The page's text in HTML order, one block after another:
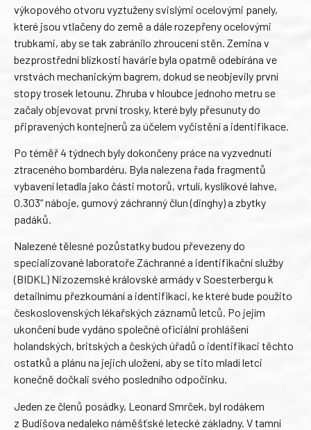
výkopového otvoru vyztuženy svislými ocelovými panely,
které jsou vtlačeny do země a dále rozepřeny ocelovými
trubkami, aby se tak zabránilo zhroucení stěn. Zemina v
bezprostřední blízkosti havárie byla opatrně odebírána ve
vrstvách mechanickým bagrem, dokud se neobjevily první
stopy trosek letounu. Zhruba v hloubce jednoho metru se
začaly objevovat první trosky, které byly přesunuty do
připravených kontejnerů za účelem vyčistění a identifikace.
Po téměř 4 týdnech byly dokončeny práce na vyzvednutí
ztraceného bombardéru. Byla nalezena řada fragmentů
vybavení letadla jako části motorů, vrtulí, kyslíkové lahve,
0.303” náboje, gumový záchranný člun (dinghy) a zbytky
padáků.
Nalezené tělesné pozůstatky budou převezeny do
specializované laboratoře Záchranné a identifikační služby
(BIDKL) Nizozemské královské armády v Soesterbergu k
detailnímu přezkoumání a identifikaci, ke které bude použito
československých lékařských záznamů letců. Po jejím
ukončení bude vydáno společné oficiální prohlášení
holandských, britských a českých úřadů o identifikaci těchto
ostatků a plánu na jejich uložení, aby se tito mladí letci
konečně dočkali svého posledního odpočinku.
Jeden ze členů posádky, Leonard Smrček, byl rodákem
z Budišova nedaleko náměšťské letecké základny. V tamní